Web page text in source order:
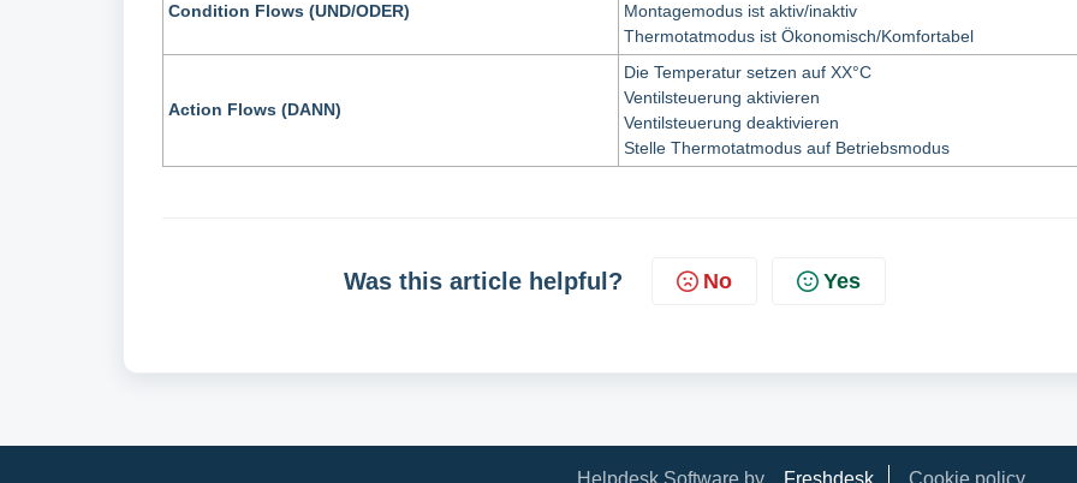
Condition Flows (UND/ODER)
Montagemodus ist aktiv/inaktiv
Thermotatmodus ist Ökonomisch/Komfortabel
Action Flows (DANN)
Die Temperatur setzen auf XX°C
Ventilsteuerung aktivieren
Ventilsteuerung deaktivieren
Stelle Thermotatmodus auf Betriebsmodus
Was this article helpful? No Yes
Helpdesk Software by Freshdesk Cookie policy